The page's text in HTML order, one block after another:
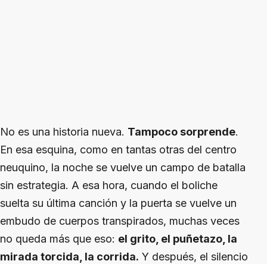
No es una historia nueva. Tampoco sorprende.
En esa esquina, como en tantas otras del centro
neuquino, la noche se vuelve un campo de batalla
sin estrategia. A esa hora, cuando el boliche
suelta su última canción y la puerta se vuelve un
embudo de cuerpos transpirados, muchas veces
no queda más que eso: el grito, el puñetazo, la
mirada torcida, la corrida. Y después, el silencio